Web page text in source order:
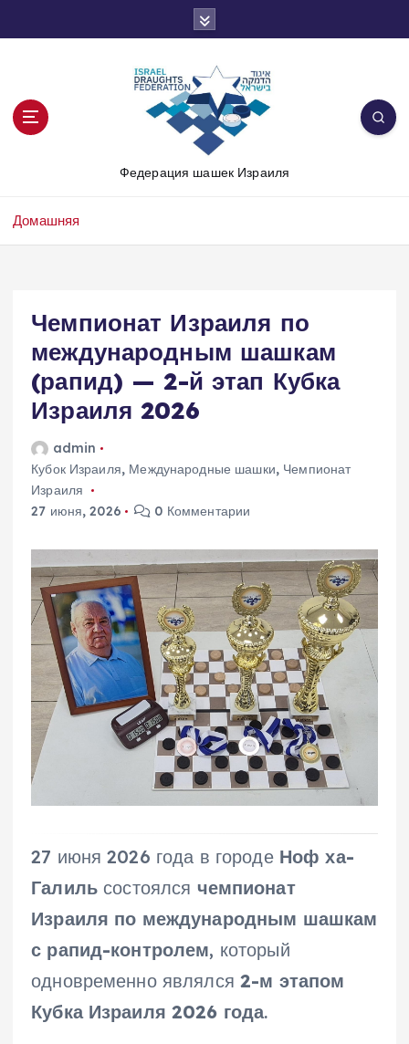
Федерация шашек Израиля
Домашняя
Чемпионат Израиля по
международным шашкам
(рапид) — 2-й этап Кубка
Израиля 2026
admin
Кубок Израиля, Международные шашки, Чемпионат
Израиля
27 июня, 2026
0 Комментарии
27 июня 2026 года в городе Ноф ха-
Галильсостоялся чемпионат
Израиля по международным шашкам
с рапид-контролем, который
одновременно являлся2-м этапом
Кубка Израиля 2026 года.